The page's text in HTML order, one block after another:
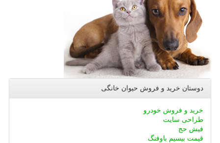
دوستان خرید و فروش حیوان خانگی
خرید و فروش خودرو
طراحی سایت
فیش حج
قیمت بیسیم باوفنگ